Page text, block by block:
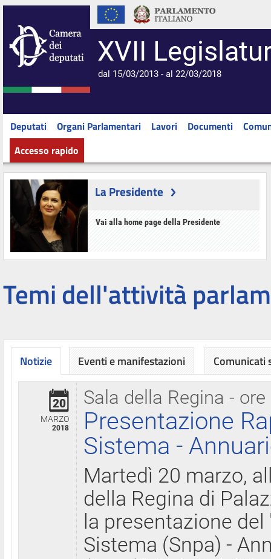
XVII
dal 15/03/2013 - al 22/03/2018
Deputati Organi Parlamentari Lavori Documenti
Accesso rapido
La Presidente
Vai alla home page della Presidente
Temi dell'attività
Notizie
Sala della Regina - ore
20
MARZO
2018
Presentazione
Sistema -
Martedì 20 marzo,
della Regina di
la presentazione
Sistema (Snpa) -
Eventi e manifestazioni Comunicati